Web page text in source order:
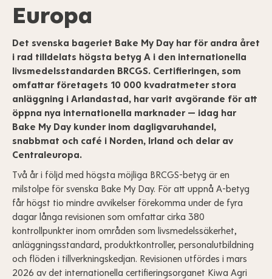
Europa
Det svenska bageriet Bake My Day har för andra året
i rad tilldelats högsta betyg A i den internationella
livsmedelsstandarden BRCGS. Certifieringen, som
omfattar företagets 10 000 kvadratmeter stora
anläggning i Arlandastad, har varit avgörande för att
öppna nya internationella marknader — idag har
Bake My Day kunder inom dagligvaruhandel,
snabbmat och café i Norden, Irland och delar av
Centraleuropa.
Två år i följd med högsta möjliga BRCGS-betyg är en
milstolpe för svenska Bake My Day. För att uppnå A-betyg
får högst tio mindre avvikelser förekomma under de fyra
dagar långa revisionen som omfattar cirka 380
kontrollpunkter inom områden som livsmedelssäkerhet,
anläggningsstandard, produktkontroller, personalutbildning
och flöden i tillverkningskedjan. Revisionen utfördes i mars
2026 av det internationella certifieringsorganet Kiwa Agri